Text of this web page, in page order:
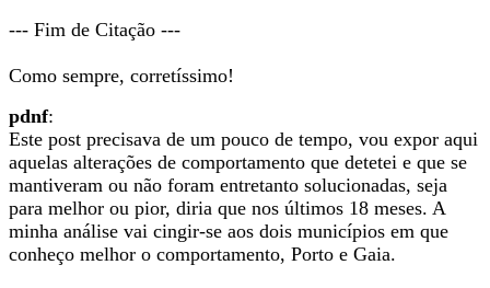
--- Fim de Citação ---
Como sempre, corretíssimo!
pdnf:
Este post precisava de um pouco de tempo, vou expor aqui
aquelas alterações de comportamento que detetei e que se
mantiveram ou não foram entretanto solucionadas, seja
para melhor ou pior, diria que nos últimos 18 meses. A
minha análise vai cingir-se aos dois municípios em que
conheço melhor o comportamento, Porto e Gaia.